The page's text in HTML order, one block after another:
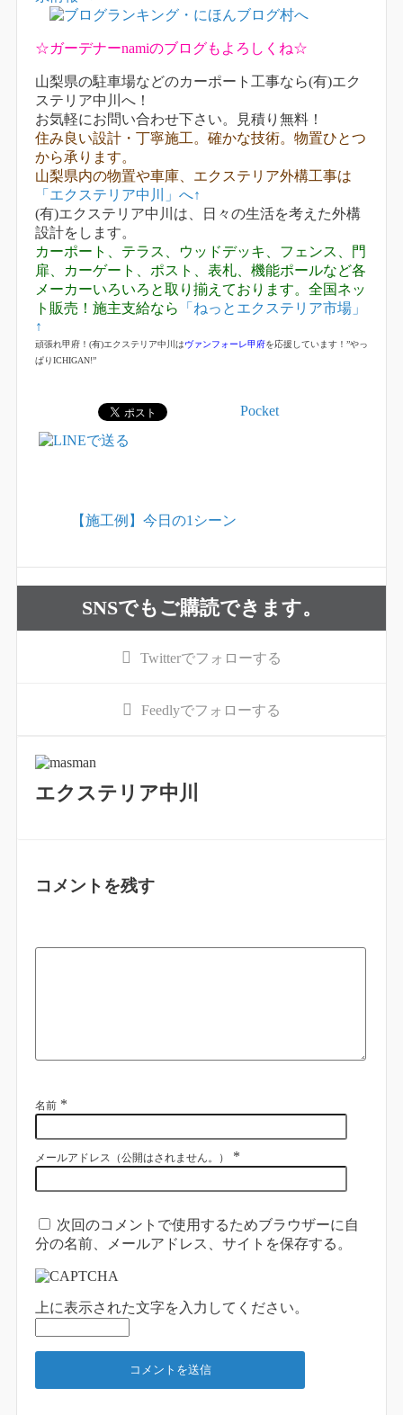
☆ガーデナーnamiのブログもよろしくね☆
山梨県の駐車場などのカーポート工事なら(有)エク
ステリア中川へ！
お気軽にお問い合わせ下さい。見積り無料！
住み良い設計・丁寧施工。確かな技術。物置ひとつ
から承ります。
山梨県内の物置や車庫、エクステリア外構工事は
「エクステリア中川」へ↑
(有)エクステリア中川は、日々の生活を考えた外構
設計をします。
カーポート、テラス、ウッドデッキ、フェンス、門
扉、カーゲート、ポスト、表札、機能ポールなど各
メーカーいろいろと取り揃えております。全国ネッ
ト販売！施主支給なら
「ねっとエクステリア市場」
↑
頑張れ甲府！(有)エクステリア中川はヴァンフォーレ甲府を応援しています！”やっ
ぱりICHIGAN!”
Pocket
【施工例】今日の1シーン
SNSでもご購読できます。
Twitterでフォローする
Feedlyでフォローする
エクステリア中川
コメントを残す
名前 *
メールアドレス（公開はされません。） *
次回のコメントで使用するためブラウザーに自
分の名前、メールアドレス、サイトを保存する。
上に表示された文字を入力してください。